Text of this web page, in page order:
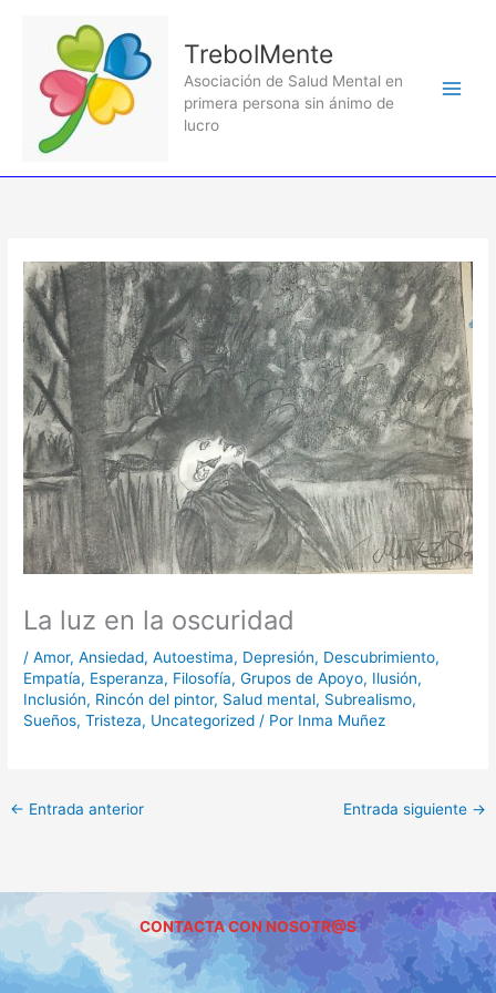
contenido
TrebolMente
Asociación de Salud Mental en
primera persona sin ánimo de
lucro
La luz en la oscuridad
/Amor,Ansiedad,Autoestima, Depresión, Descubrimiento,
Empatía, Esperanza, Filosofía,Grupos de Apoyo, Ilusión,
Inclusión, Rincón del pintor, Salud mental, Subrealismo,
Sueños,Tristeza, Uncategorized / Por Inma Muñez
← Entrada anterior Entrada siguiente →
CONTACTA CON NOSOTR@S